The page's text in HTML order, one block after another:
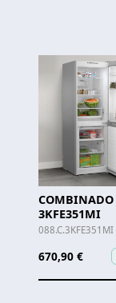
COMBINADO
3KFE351MI
088.C.3KFE351MI
670,90 €